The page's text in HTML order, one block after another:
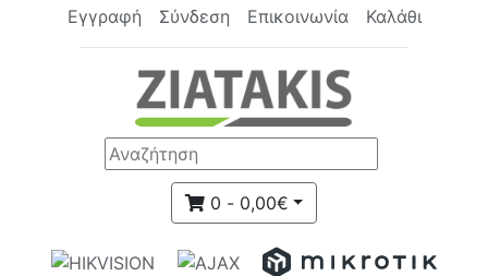
Εγγραφή Σύνδεση Επικοινωνία Καλάθι
0 - 0,00€